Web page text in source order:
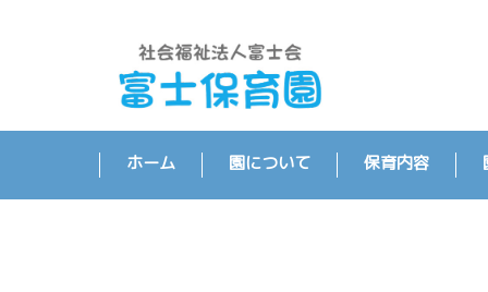
ホーム 園について 保育内容